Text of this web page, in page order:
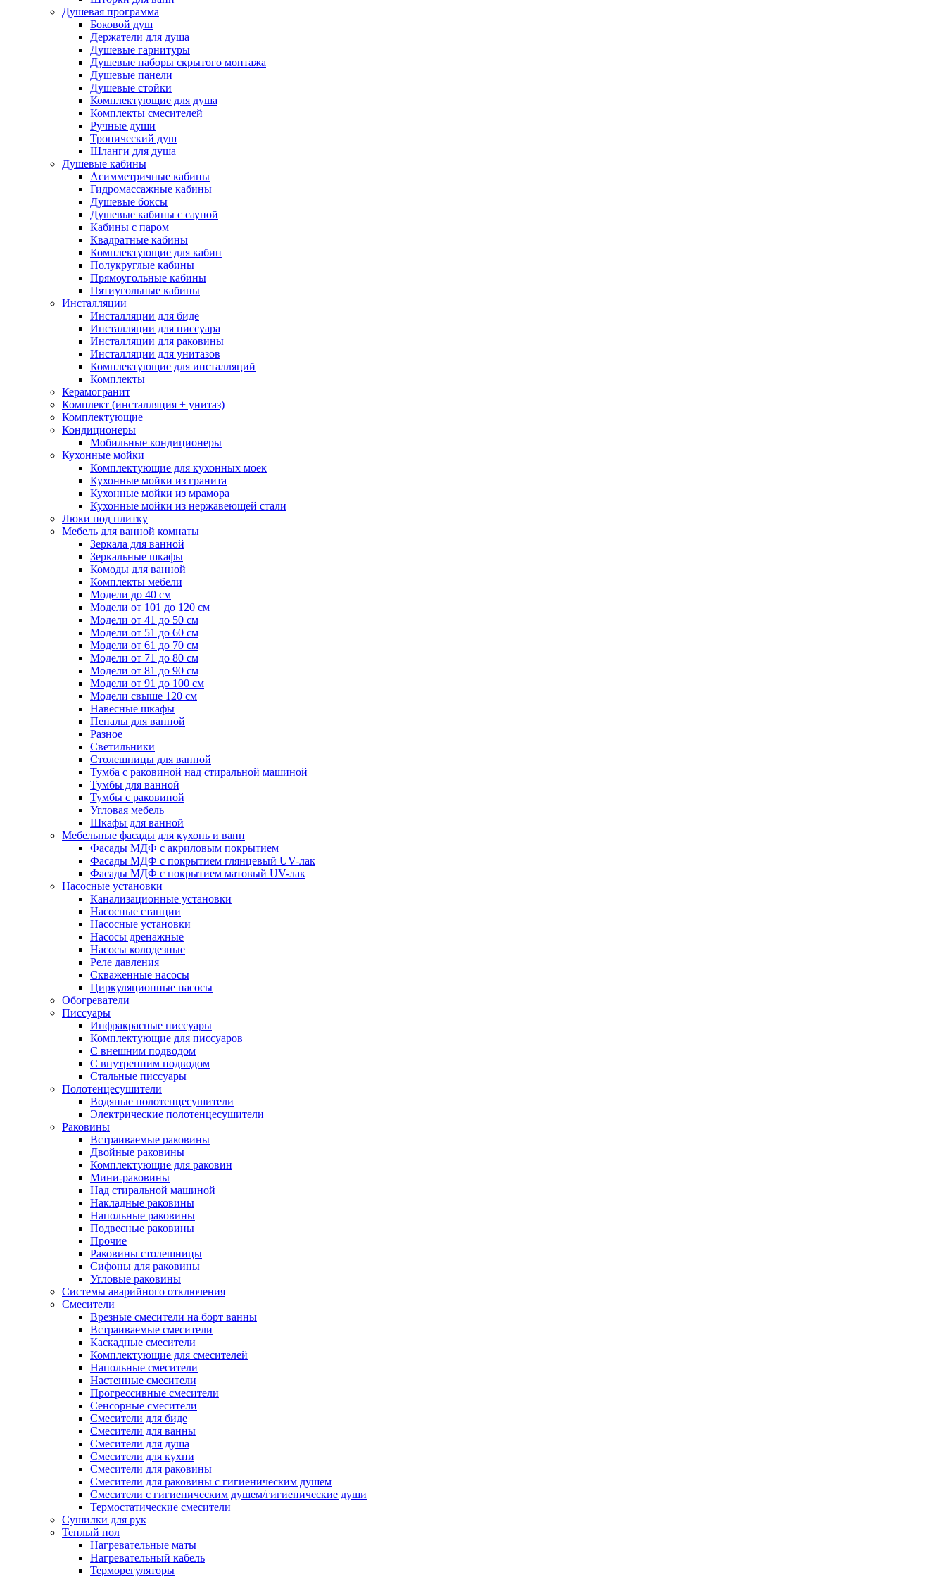
Душевая программа
Боковой душ
Держатели для душа
Душевые гарнитуры
Душевые наборы скрытого монтажа
Душевые панели
Душевые стойки
Комплектующие для душа
Комплекты смесителей
Ручные души
Тропический душ
Шланги для душа
Душевые кабины
Асимметричные кабины
Гидромассажные кабины
Душевые боксы
Душевые кабины с сауной
Кабины с паром
Квадратные кабины
Комплектующие для кабин
Полукруглые кабины
Прямоугольные кабины
Пятиугольные кабины
Инсталляции
Инсталляции для биде
Инсталляции для писсуара
Инсталляции для раковины
Инсталляции для унитазов
Комплектующие для инсталляций
Комплекты
Керамогранит
Комплект (инсталляция + унитаз)
Комплектующие
Кондиционеры
Мобильные кондиционеры
Кухонные мойки
Комплектующие для кухонных моек
Кухонные мойки из гранита
Кухонные мойки из мрамора
Кухонные мойки из нержавеющей стали
Люки под плитку
Мебель для ванной комнаты
Зеркала для ванной
Зеркальные шкафы
Комоды для ванной
Комплекты мебели
Модели до 40 см
Модели от 101 до 120 см
Модели от 41 до 50 см
Модели от 51 до 60 см
Модели от 61 до 70 см
Модели от 71 до 80 см
Модели от 81 до 90 см
Модели от 91 до 100 см
Модели свыше 120 см
Навесные шкафы
Пеналы для ванной
Разное
Светильники
Столешницы для ванной
Тумба с раковиной над стиральной машиной
Тумбы для ванной
Тумбы с раковиной
Угловая мебель
Шкафы для ванной
Мебельные фасады для кухонь и ванн
Фасады МДФ c акриловым покрытием
Фасады МДФ с покрытием глянцевый UV-лак
Фасады МДФ с покрытием матовый UV-лак
Насосные установки
Канализационные установки
Насосные станции
Насосные установки
Насосы дренажные
Насосы колодезные
Реле давления
Скваженные насосы
Циркуляционные насосы
Обогреватели
Писсуары
Инфракрасные писсуары
Комплектующие для писсуаров
С внешним подводом
С внутренним подводом
Стальные писсуары
Полотенцесушители
Водяные полотенцесушители
Электрические полотенцесушители
Раковины
Встраиваемые раковины
Двойные раковины
Комплектующие для раковин
Мини-раковины
Над стиральной машиной
Накладные раковины
Напольные раковины
Подвесные раковины
Прочие
Раковины столешницы
Сифоны для раковины
Угловые раковины
Системы аварийного отключения
Смесители
Врезные смесители на борт ванны
Встраиваемые смесители
Каскадные смесители
Комплектующие для смесителей
Напольные смесители
Настенные смесители
Прогрессивные смесители
Сенсорные смесители
Смесители для биде
Смесители для ванны
Смесители для душа
Смесители для кухни
Смесители для раковины
Смесители для раковины с гигиеническим душем
Смесители с гигиеническим душем/гигиенические души
Термостатические смесители
Сушилки для рук
Теплый пол
Нагревательные маты
Нагревательный кабель
Терморегуляторы